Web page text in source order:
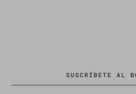
SUSCRÍBETE AL